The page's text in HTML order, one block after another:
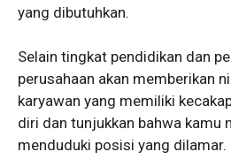
yang dibutuhkan.
Selain tingkat pendidikan dan
perusahaan akan memberikan
karyawan yang memiliki
diri dan tunjukkan bahwa kamu
menduduki posisi yang dilamar.